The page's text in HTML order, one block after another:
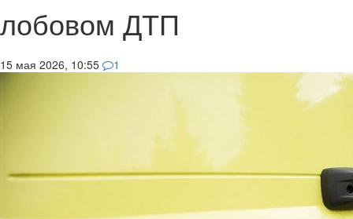
лобовом ДТП
15 мая 2026, 10:55 1